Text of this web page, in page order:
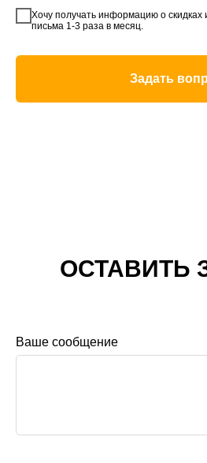
Хочу получать информацию о
письма 1-3 раза в месяц.
Задать
ОСТАВИТЬ
Ваше сообщение